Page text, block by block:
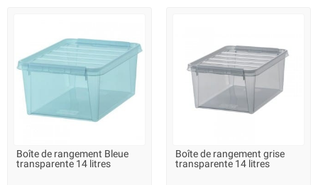
LIVRAISON 2 À 3 JOURS
Boîte de rangement Bleue
transparente 14 litres
LIVRAISON 2 À 3 JOURS
Boîte de rangement grise
transparente 14 litres